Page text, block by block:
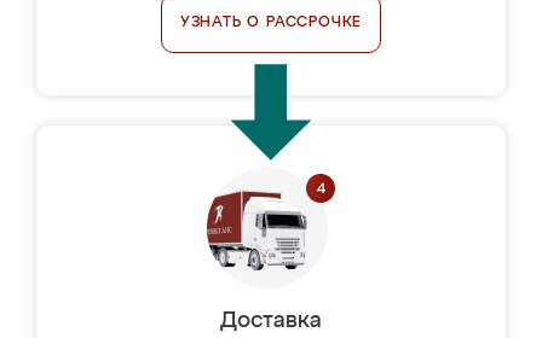
УЗНАТЬ О РАССРОЧКЕ
Доставка